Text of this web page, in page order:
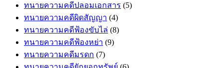
ทนายความคดีปลอมเอกสาร (5)
ทนายความคดีผิดสัญญา (4)
ทนายความคดีฟ้องขับไล่ (8)
ทนายความคดีฟ้องหย่า (9)
ทนายความคดีมรดก (7)